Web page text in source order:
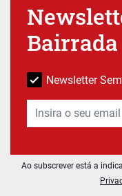
Bairrada
Newsletter
Ao subscrever está a